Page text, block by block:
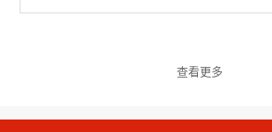
查看更多